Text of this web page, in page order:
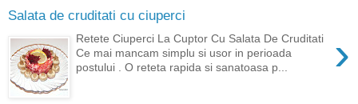
Salata de cruditati cu ciuperci
›
Retete Ciuperci La Cuptor Cu Salata De Cruditati
Ce mai mancam simplu si usor in perioada
postului . O reteta rapida si sanatoasa p...